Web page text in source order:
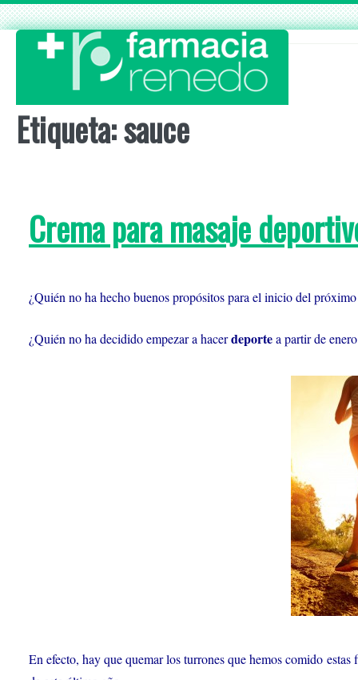
Skip
to
content
Etiqueta:sauce
Crema para masaje
¿Quién no ha hecho buenos propósitos para el inicio del
¿Quién no ha decidido empezar a hacerdeportea partir de
En efecto, hay que quemar los turrones que hemos comido